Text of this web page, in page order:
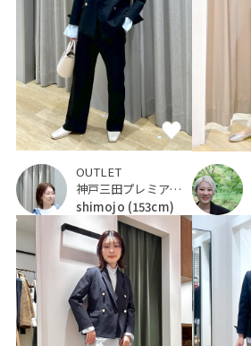
OUTLET
神戸三田プレミアム・アウトレット
shimojo (153cm)